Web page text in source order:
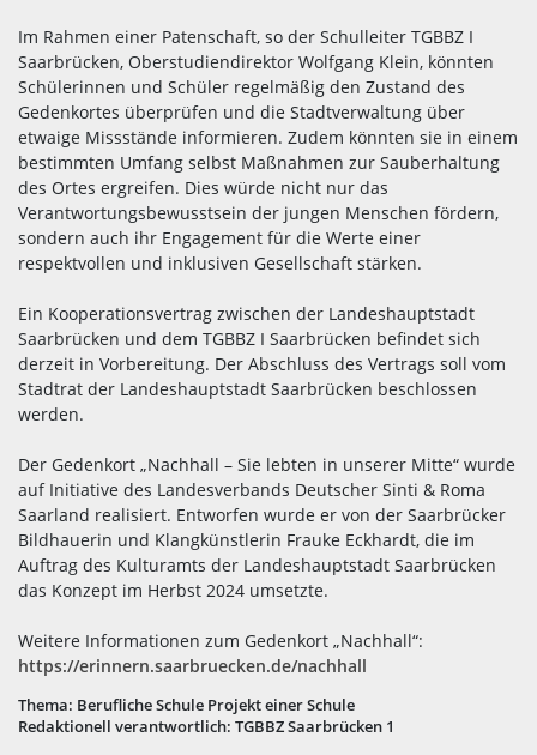
Im Rahmen einer Patenschaft, so der Schulleiter TGBBZ I
Saarbrücken, Oberstudiendirektor Wolfgang Klein, könnten
Schülerinnen und Schüler regelmäßig den Zustand des
Gedenkortes überprüfen und die Stadtverwaltung über
etwaige Missstände informieren. Zudem könnten sie in einem
bestimmten Umfang selbst Maßnahmen zur Sauberhaltung
des Ortes ergreifen. Dies würde nicht nur das
Verantwortungsbewusstsein der jungen Menschen fördern,
sondern auch ihr Engagement für die Werte einer
respektvollen und inklusiven Gesellschaft stärken.
Ein Kooperationsvertrag zwischen der Landeshauptstadt
Saarbrücken und dem TGBBZ I Saarbrücken befindet sich
derzeit in Vorbereitung. Der Abschluss des Vertrags soll vom
Stadtrat der Landeshauptstadt Saarbrücken beschlossen
werden.
Der Gedenkort „Nachhall – Sie lebten in unserer Mitte“ wurde
auf Initiative des Landesverbands Deutscher Sinti & Roma
Saarland realisiert. Entworfen wurde er von der Saarbrücker
Bildhauerin und Klangkünstlerin Frauke Eckhardt, die im
Auftrag des Kulturamts der Landeshauptstadt Saarbrücken
das Konzept im Herbst 2024 umsetzte.
Weitere Informationen zum Gedenkort „Nachhall“:
https://erinnern.saarbruecken.de/nachhall
Thema: Berufliche Schule Projekt einer Schule
Redaktionell verantwortlich: TGBBZ Saarbrücken 1